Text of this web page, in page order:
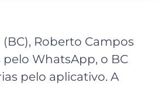
Roberto Campos
WhatsApp, o BC
pelo aplicativo. A